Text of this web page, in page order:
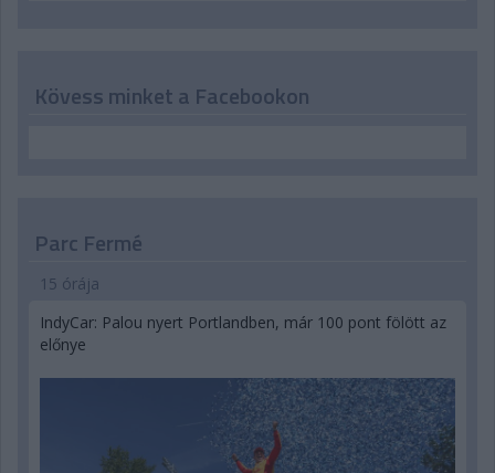
Kövess minket a Facebookon
Parc Fermé
15 órája
IndyCar: Palou nyert Portlandben, már 100 pont fölött az
előnye